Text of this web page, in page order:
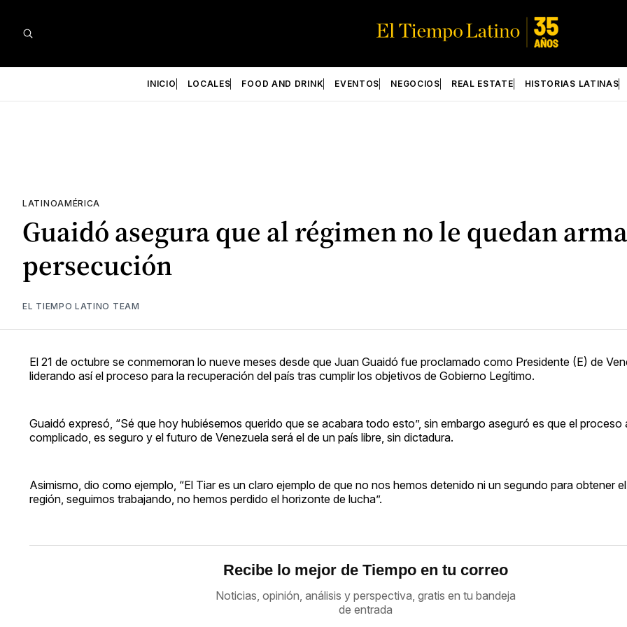
INICIO LOCALES FOOD AND DRINK EVENTOS NEGOCIOS REAL ESTATE HISTORIAS LATINAS
LATINOAMÉRICA
Guaidó asegura que al régimen no le quedan
persecución
EL TIEMPO LATINO TEAM
El 21 de octubre se conmemoran lo nueve meses desde que Juan Guaidó fue proclamado como Presidente (E) de
liderando así el proceso para la recuperación del país tras cumplir los objetivos de Gobierno Legítimo.
Guaidó expresó, “Sé que hoy hubiésemos querido que se acabara todo esto”, sin embargo aseguró es que el proceso
complicado, es seguro y el futuro de Venezuela será el de un país libre, sin dictadura.
Asimismo, dio como ejemplo, “El Tiar es un claro ejemplo de que no nos hemos detenido ni un segundo para obtener
región, seguimos trabajando, no hemos perdido el horizonte de lucha”.
Recibe lo mejor de Tiempo en tu correo
Noticias, opinión, análisis y perspectiva, gratis en tu bandeja
de entrada